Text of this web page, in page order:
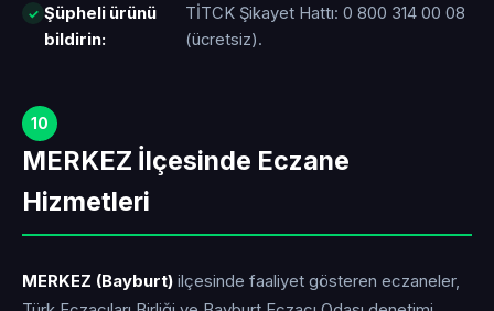
Şüpheli ürünü
bildirin:
TİTCK Şikayet Hattı: 0 800 314 00 08
(ücretsiz).
10
MERKEZ İlçesinde Eczane
Hizmetleri
MERKEZ (Bayburt) ilçesinde faaliyet gösteren eczaneler,